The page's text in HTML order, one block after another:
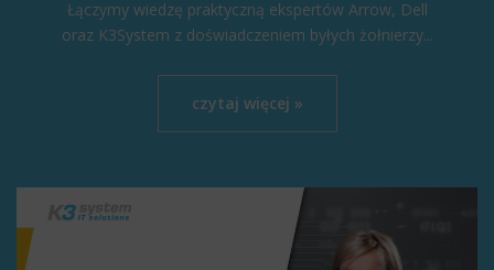
Łączymy wiedzę praktyczną ekspertów Arrow, Dell
oraz K3System z doświadczeniem byłych żołnierzy...
czytaj więcej »